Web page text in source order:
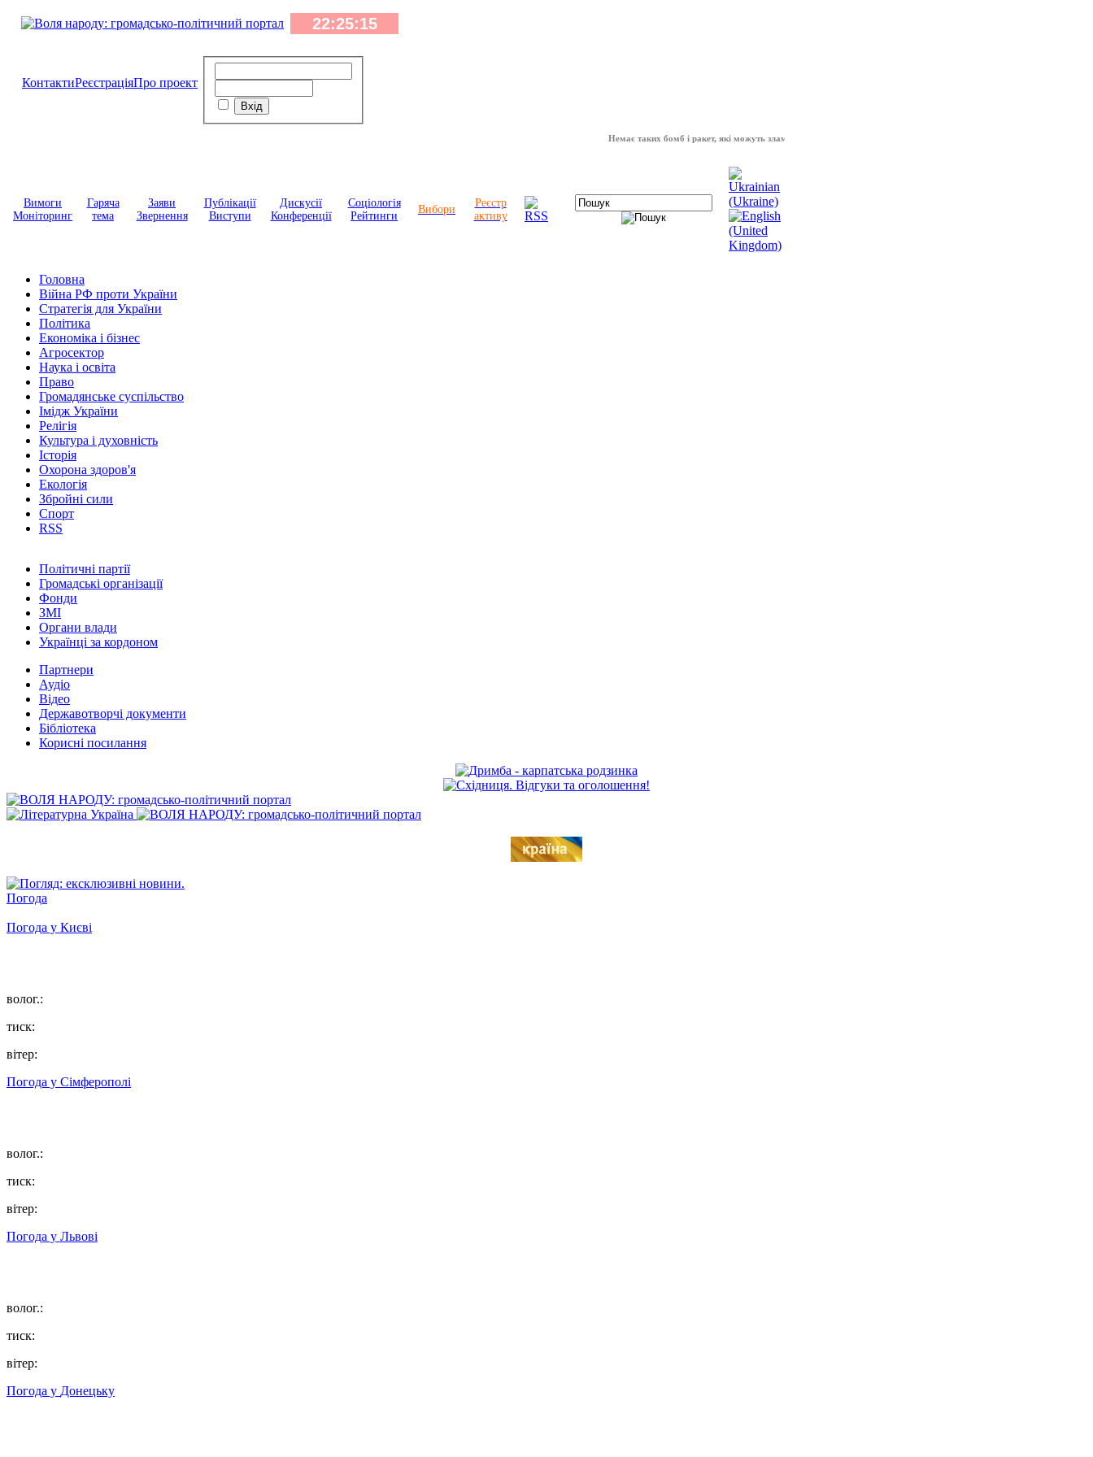
КонтактиРеєстраціяПро проект
Немає таких бомб і ракет, які можуть зламати волю народу, - Президент України Володимир Зеленський
Вимоги
Моніторинг
Гаряча
тема
Заяви
Звернення
Публікації
Виступи
Дискусії
Конференції
Соціологія
Рейтинги
Вибори
Реєстр
активу
Головна
Війна РФ проти України
Стратегія для України
Політика
Економіка і бізнес
Агросектор
Наука і освіта
Право
Громадянське суспільство
Імідж України
Релігія
Культура і духовність
Історія
Охорона здоров'я
Екологія
Збройні сили
Спорт
RSS
Політичні партії
Громадські організації
Фонди
ЗМІ
Органи влади
Українці за кордоном
Партнери
Аудіо
Відео
Державотворчі документи
Бібліотека
Корисні посилання
Погода
Погода у Києві
волог.:
тиск:
вітер:
Погода у Сімферополі
волог.:
тиск:
вітер:
Погода у Львові
волог.:
тиск:
вітер:
Погода у Донецьку